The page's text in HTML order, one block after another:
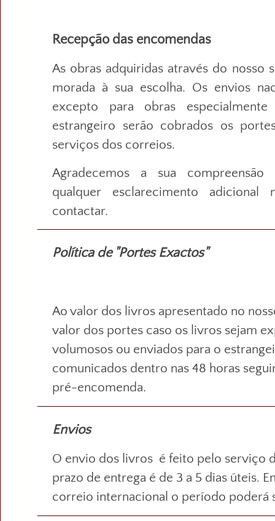
Recepção das encomendas
As obras adquiridas através do nosso
morada à sua escolha. Os envios
excepto para obras
estrangeiro serão cobrados os
serviços dos correios.
Agradecemos a sua compreensão
qualquer esclarecimento
contactar.
Política de "Portes Exactos"
Ao valor dos livros apresentado no
valor dos portes caso os livros sejam
volumosos ou enviados para o
comunicados dentro nas 48 horas
pré-encomenda.
Envios
O envio dos livros é feito pelo serviço
prazo de entrega é de 3 a 5 dias úteis.
correio internacional o período poderá